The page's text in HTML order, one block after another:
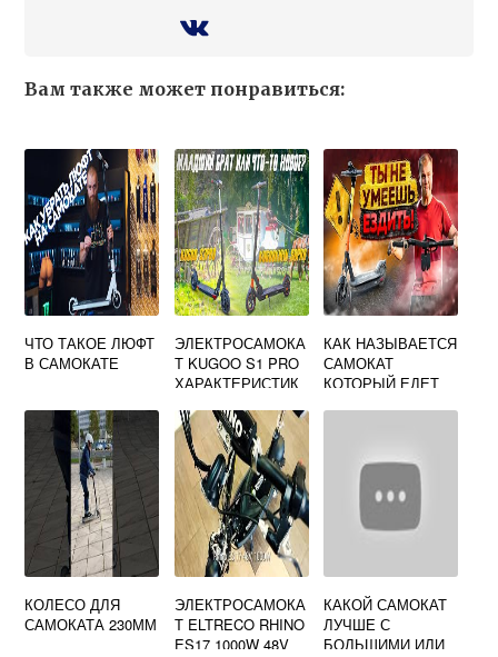
Вам также может понравиться:
ЧТО ТАКОЕ ЛЮФТ
В САМОКАТЕ
ЭЛЕКТРОСАМОКА
Т KUGOO S1 PRO
ХАРАКТЕРИСТИК
КАК НАЗЫВАЕТСЯ
САМОКАТ
КОТОРЫЙ ЕДЕТ
КОЛЕСО ДЛЯ
САМОКАТА 230ММ
ЭЛЕКТРОСАМОКА
Т ELTRECO RHINO
ES17 1000W 48V
КАКОЙ САМОКАТ
ЛУЧШЕ С
БОЛЬШИМИ ИЛИ